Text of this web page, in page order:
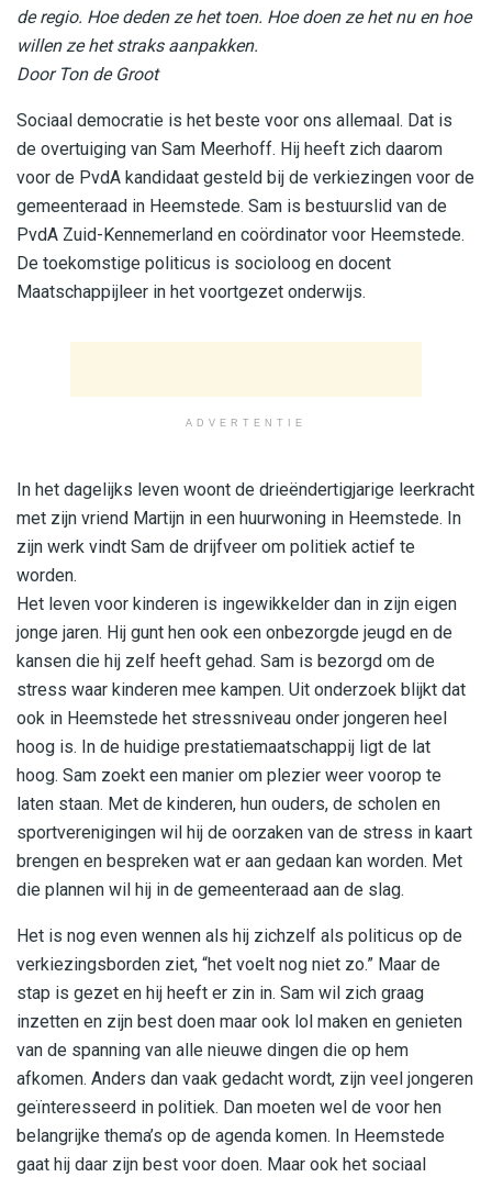
de regio. Hoe deden ze het toen. Hoe doen ze het nu en hoe
willen ze het straks aanpakken.
Door Ton de Groot
Sociaal democratie is het beste voor ons allemaal. Dat is
de overtuiging van Sam Meerhoff. Hij heeft zich daarom
voor de PvdA kandidaat gesteld bij de verkiezingen voor de
gemeenteraad in Heemstede. Sam is bestuurslid van de
PvdA Zuid-Kennemerland en coördinator voor Heemstede.
De toekomstige politicus is socioloog en docent
Maatschappijleer in het voortgezet onderwijs.
ADVERTENTIE
In het dagelijks leven woont de drieëndertigjarige leerkracht
met zijn vriend Martijn in een huurwoning in Heemstede. In
zijn werk vindt Sam de drijfveer om politiek actief te
worden.
Het leven voor kinderen is ingewikkelder dan in zijn eigen
jonge jaren. Hij gunt hen ook een onbezorgde jeugd en de
kansen die hij zelf heeft gehad. Sam is bezorgd om de
stress waar kinderen mee kampen. Uit onderzoek blijkt dat
ook in Heemstede het stressniveau onder jongeren heel
hoog is. In de huidige prestatiemaatschappij ligt de lat
hoog. Sam zoekt een manier om plezier weer voorop te
laten staan. Met de kinderen, hun ouders, de scholen en
sportverenigingen wil hij de oorzaken van de stress in kaart
brengen en bespreken wat er aan gedaan kan worden. Met
die plannen wil hij in de gemeenteraad aan de slag.
Het is nog even wennen als hij zichzelf als politicus op de
verkiezingsborden ziet, “het voelt nog niet zo.” Maar de
stap is gezet en hij heeft er zin in. Sam wil zich graag
inzetten en zijn best doen maar ook lol maken en genieten
van de spanning van alle nieuwe dingen die op hem
afkomen. Anders dan vaak gedacht wordt, zijn veel jongeren
geïnteresseerd in politiek. Dan moeten wel de voor hen
belangrijke thema’s op de agenda komen. In Heemstede
gaat hij daar zijn best voor doen. Maar ook het sociaal